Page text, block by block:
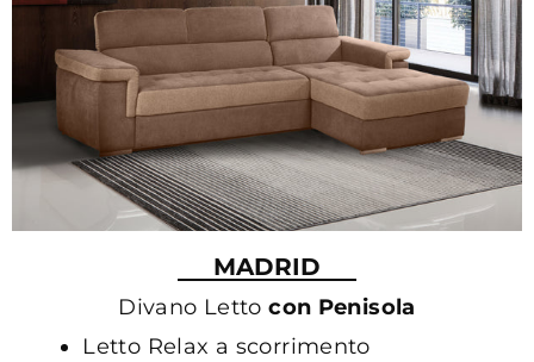
MADRID
Divano Lettocon Penisola
Letto Relax a scorrimento